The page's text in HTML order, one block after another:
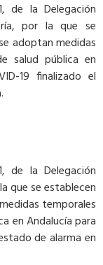
de la Delegación
por la que se
adoptan medidas
salud pública en
19 finalizado el
de la Delegación
que se establecen
temporales
en Andalucía para
de alarma en